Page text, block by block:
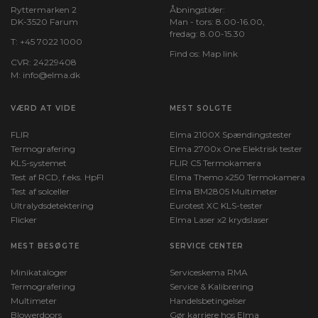
300
Spænding (VDC max) :
Modstand (Ω min):
0,05
7500
Vægt (kg):
4,7
Ryttermarken 2
DK-3520 Farum
T: +45 7022 1000
CVR: 24229408
M: info@elma.dk
Åbningstider:
Man - tors: 8.00-16.00,
fredag: 8.00-15.30
Find os: Map link
VÆRD AT VIDE
FLIR
Termografering
KLS-systemet
Test af RCD, f.eks. HpFI
Test af solceller
Ultralydsdetektering
Flicker
MEST SOLGTE
Elma 2100X Spændingstester
Elma 2700x One Elektrisk tester
FLIR C5 Termokamera
Elma Themo x250 Termokamera
Elma BM2805 Multimeter
Eurotest XC KLS-tester
Elma Laser x2 krydslaser
MEST BESØGTE
Minikataloger
Termografering
Multimeter
Blowerdoors
SERVICE CENTER
Serviceskema RMA
Service & Kalibrering
Handelsbetingelser
Gør karriere hos Elma